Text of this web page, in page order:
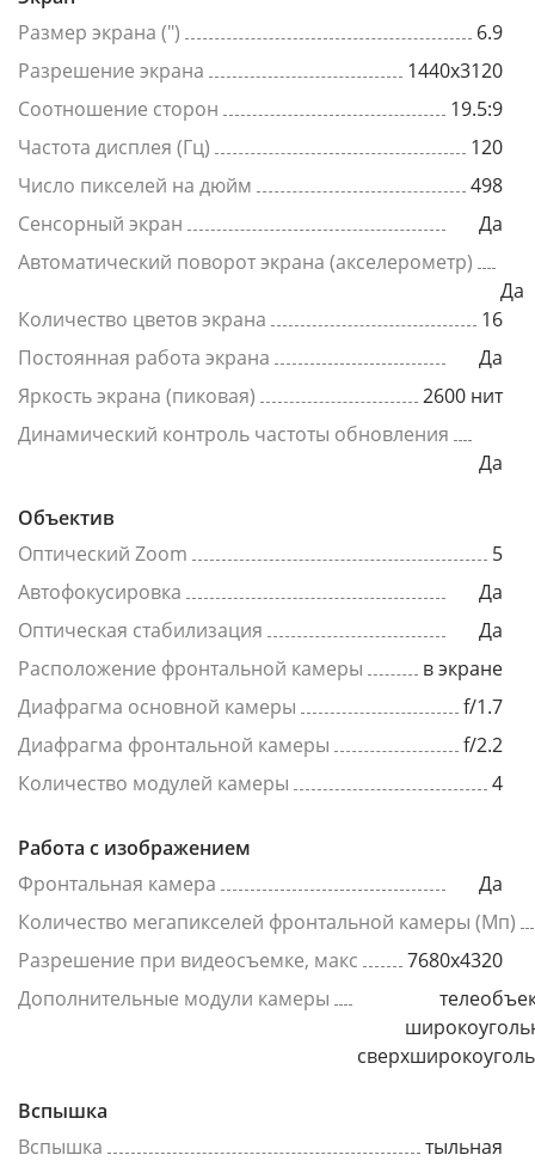
Размер экрана (")
6.9
Разрешение экрана
1440x3120
Соотношение сторон
19.5:9
Частота дисплея (Гц)
120
Число пикселей на дюйм
498
Сенсорный экран
Да
Автоматический поворот экрана (акселерометр)
Да
Количество цветов экрана
16
Постоянная работа экрана
Да
Яркость экрана (пиковая)
2600 нит
Динамический контроль частоты обновления
Да
Объектив
Оптический Zoom
5
Автофокусировка
Да
Оптическая стабилизация
Да
Расположение фронтальной камеры
в экране
Диафрагма основной камеры
f/1.7
Диафрагма фронтальной камеры
f/2.2
Количество модулей камеры
4
Работа с изображением
Фронтальная камера
Да
Количество мегапикселей фронтальной камеры (Мп)
Разрешение при видеосъемке, макс
7680x4320
Дополнительные модули камеры
Вспышка
Вспышка
тыльная